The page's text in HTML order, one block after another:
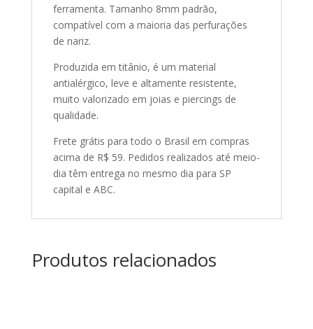
ferramenta. Tamanho 8mm padrão,
compatível com a maioria das perfurações
de nariz.
Produzida em titânio, é um material
antialérgico, leve e altamente resistente,
muito valorizado em joias e piercings de
qualidade.
Frete grátis para todo o Brasil em compras
acima de R$ 59. Pedidos realizados até meio-
dia têm entrega no mesmo dia para SP
capital e ABC.
Produtos relacionados